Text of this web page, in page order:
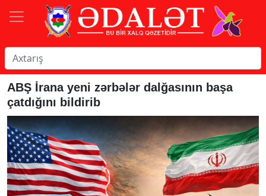
ABŞ İrana yeni zərbələr dalğasının başa
çatdığını bildirib